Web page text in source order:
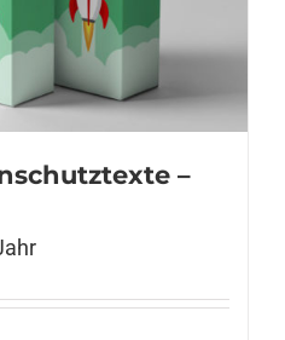
–